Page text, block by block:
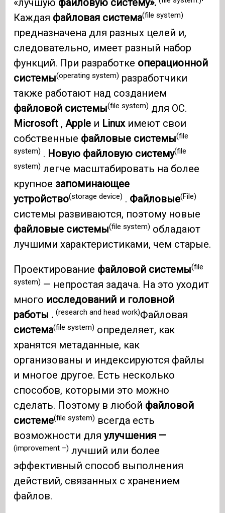
«лучшую файловую систему».
'
Каждая файловая система(file system)
предназначена для разных целей и,
следовательно, имеет разный набор
функций. При разработке операционной
системы(operating system) разработчики
также работают над созданием
файловой системы(file system) для ОС.
Microsoft ,Apple и Linuxимеют свои
собственные файловые системы(file
system) . Новую файловую систему(file
system) легче масштабировать на более
крупное запоминающее
устройство(storage device) . Файловые(File)
системы развиваются, поэтому новые
файловые системы(file system) обладают
лучшими характеристиками, чем старые.
Проектирование файловой системы(file
system) — непростая задача. На это уходит
много исследований и головной
работы .(research and head work)Файловая
система(file system) определяет, как
хранятся метаданные, как
организованы и индексируются файлы
и многое другое. Есть несколько
способов, которыми это можно
сделать. Поэтому в любой файловой
системе(file system) всегда есть
возможности дляулучшения —
(improvement –) лучший или более
эффективный способ выполнения
действий, связанных с хранением
файлов.